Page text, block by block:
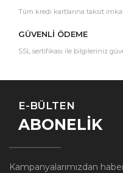
Tüm kredi kartlarına taksit
GÜVENLİ ÖDEME
SSL sertifikası ile bilgileriniz
E-BÜLTEN
ABONELİK
Kampanyalarımızdan